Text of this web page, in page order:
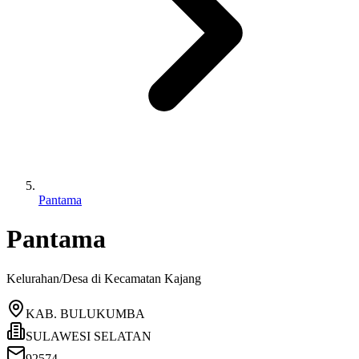
Pantama
Pantama
Kelurahan/Desa di Kecamatan Kajang
KAB. BULUKUMBA
SULAWESI SELATAN